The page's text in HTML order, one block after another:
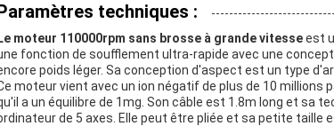
techniques :
Le moteur 110000rpm sans brosse à grande vitesseest
fonction de soufflement ultra-rapide avec une
poids léger. Sa conception d'aspect est un type
moteur vient avec un ion négatif de plus de 10
a un équilibre de 1mg. Son câble est 1.8m long et
de 5 axes. Elle peut être pliée et sa petite taille